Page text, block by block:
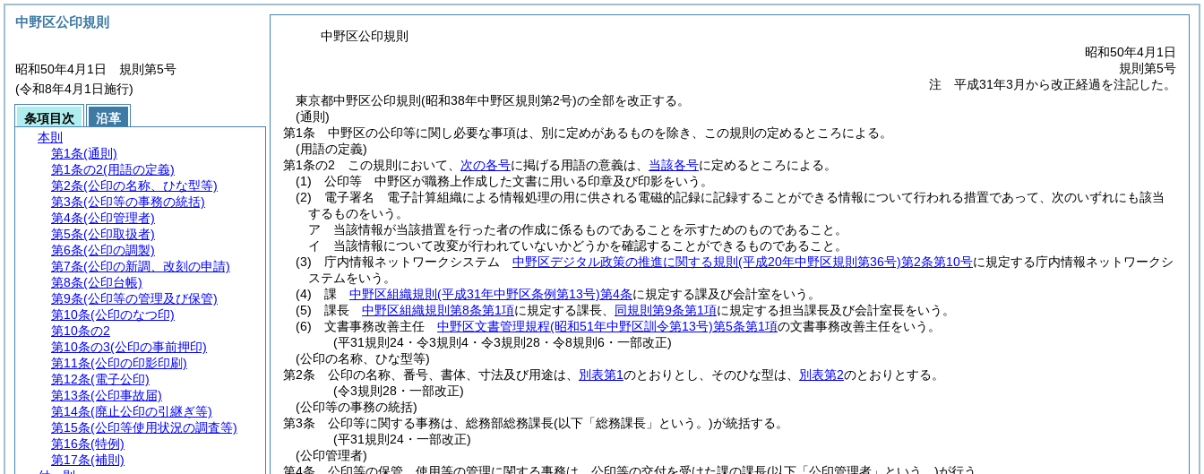
中野区公印規則
昭和50年4月1日
規則第5号
注 平成31年3月から改正経過を注記した。
東京都中野区公印規則(昭和38年中野区規則第2号)の全部を改正する。
(通則)
第1条
中野区の公印等に関し必要な事項は、別に定めがあるものを除き、この規則の定めるところによる。
(用語の定義)
第1条の2
この規則において、 次の各号に掲げる用語の意義は、 当該各号に定めるところによる。
(1)
公印等 中野区が職務上作成した文書に用いる印章及び印影をいう。
(2)
電子署名 電子計算組織による情報処理の用に供される電磁的記録に記録することができる情報について行われる措置であって、次のいずれにも該当
するものをいう。
ア
当該情報が当該措置を行った者の作成に係るものであることを示すためのものであること。
イ
当該情報について改変が行われていないかどうかを確認することができるものであること。
(3)
庁内情報ネットワークシステム 中野区デジタル政策の推進に関する規則 (平成20年中野区規則第36号)第2条第10号に規定する庁内情報ネットワークシ
ステムをいう。
(4)
課 中野区組織規則 (平成31年中野区条例第13号)第4条に規定する課及び会計室をいう。
(5)
課長 中野区組織規則第8条第1項に規定する課長、 同規則第9条第1項に規定する担当課長及び会計室長をいう。
(6)
文書事務改善主任 中野区文書管理規程(昭和51年中野区訓令第13号)第5条第1項の文書事務改善主任をいう。
(平31規則24・令3規則4・令3規則28・令8規則6・一部改正)
(公印の名称、ひな型等)
第2条
公印の名称、番号、書体、寸法及び用途は、 別表第1のとおりとし、そのひな型は、 別表第2のとおりとする。
(令3規則28・一部改正)
(公印等の事務の統括)
第3条
公印等に関する事務は、総務部総務課長(以下「総務課長」という。)が統括する。
(平31規則24・一部改正)
(公印管理者)
中野区公印規則
昭和50年4月1日 規則第5号
(令和8年4月1日施行)
条項目次
沿革
本則
第1条(通則)
第1条の2(用語の定義)
第2条(公印の名称、ひな型等)
第3条(公印等の事務の統括)
第4条(公印管理者)
第5条(公印取扱者)
第6条(公印の調製)
第7条(公印の新調、改刻の申請)
第8条(公印台帳)
第9条(公印等の管理及び保管)
第10条(公印のなつ印)
第10条の2
第10条の3(公印の事前押印)
第11条(公印の印影印刷)
第12条(電子公印)
第13条(公印事故届)
第14条(廃止公印の引継ぎ等)
第15条(公印等使用状況の調査等)
第16条(特例)
第17条(補則)